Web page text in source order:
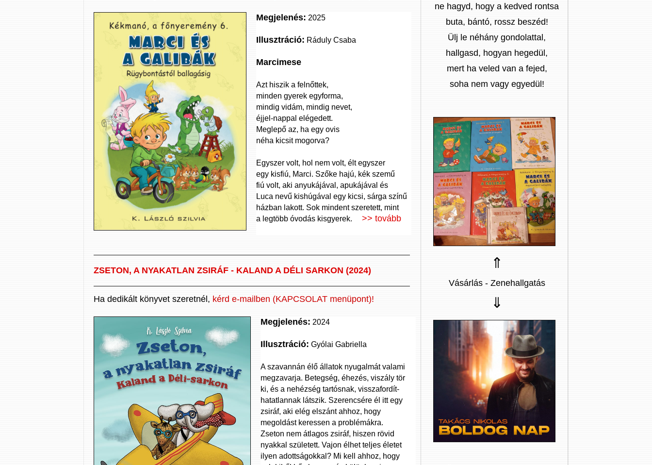
Megjelenés: 2025
Illusztráció: Ráduly Csaba
Marcimese
Azt hiszik a felnőttek,
minden gyerek egyforma,
mindig vidám, mindig nevet,
éjjel-nappal elégedett.
Meglepő az, ha egy ovis
néha kicsit mogorva?
Egyszer volt, hol nem volt, élt egyszer
egy kisfiú, Marci. Szőke hajú, kék szemű
fiú volt, aki anyukájával, apukájával és
Luca nevű kishúgával egy kicsi, sárga színű
házban lakott. Sok mindent szeretett, mint
a legtöbb óvodás kisgyerek. >> tovább
ZSETON, A NYAKATLAN ZSIRÁF - KALAND A DÉLI SARKON (2024)
Ha dedikált könyvet szeretnél, kérd e-mailben (KAPCSOLAT menüpont)!
Megjelenés: 2024
Illusztráció: Gyólai Gabriella
A szavannán élő állatok nyugalmát valami
megzavarja. Betegség, éhezés, viszály tör
ki, és a nehézség tartósnak, visszafordít-
hatatlannak látszik. Szerencsére él itt egy
zsiráf, aki elég elszánt ahhoz, hogy
megoldást keressen a problémákra.
Zseton nem átlagos zsiráf, hiszen rövid
nyakkal született. Vajon élhet teljes életet
ilyen adottságokkal? Mi kell ahhoz, hogy
ne hagyd, hogy a kedved rontsa
buta, bántó, rossz beszéd!
Ülj le néhány gondolattal,
hallgasd, hogyan hegedül,
mert ha veled van a fejed,
soha nem vagy egyedül!
⇑
Vásárlás - Zenehallgatás
⇓